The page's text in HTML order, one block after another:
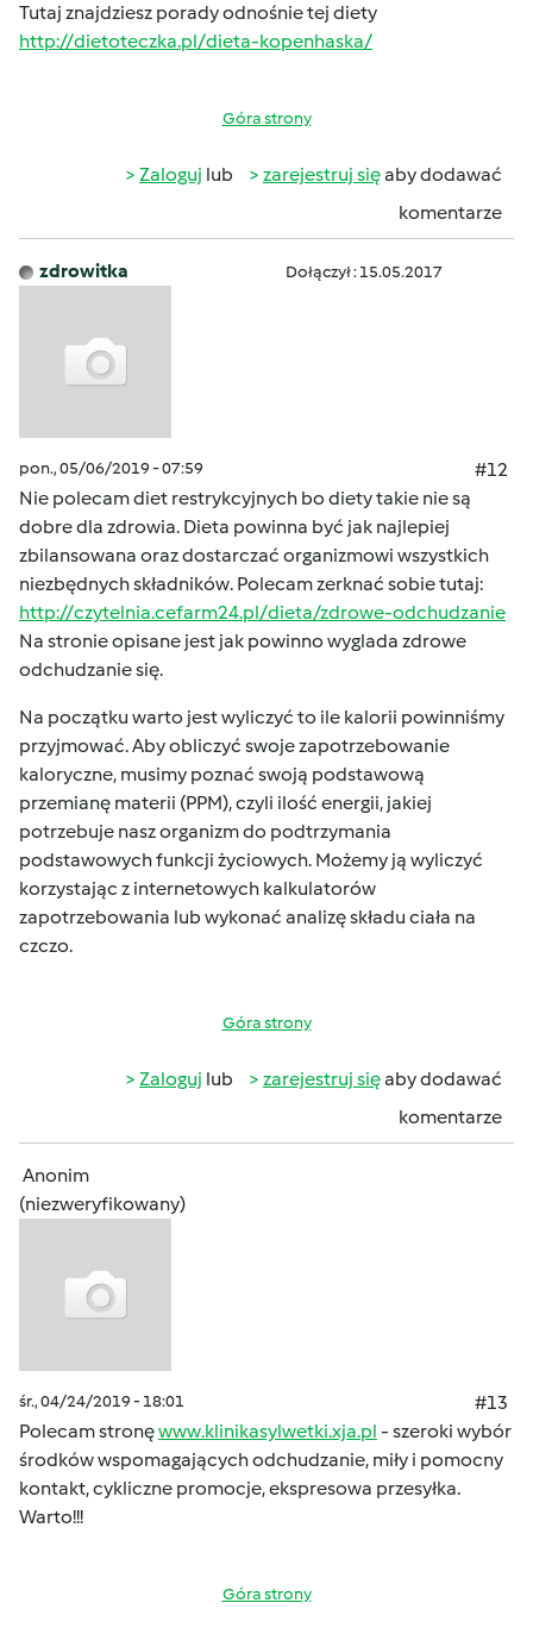
Tutaj znajdziesz porady odnośnie tej diety
http://dietoteczka.pl/dieta-kopenhaska/
Góra strony
Zaloguj lub zarejestruj sięaby dodawać
komentarze
zdrowitka Dołączył : 15.05.2017
pon., 05/06/2019 - 07:59
#12
Nie polecam diet restrykcyjnych bo diety takie nie są
dobre dla zdrowia. Dieta powinna być jak najlepiej
zbilansowana oraz dostarczać organizmowi wszystkich
niezbędnych składników. Polecam zerknać sobie tutaj:
http://czytelnia.cefarm24.pl/dieta/zdrowe-odchudzanie
Na stronie opisane jest jak powinno wyglada zdrowe
odchudzanie się.
Na początku warto jest wyliczyć to ile kalorii powinniśmy
przyjmować. Aby obliczyć swoje zapotrzebowanie
kaloryczne, musimy poznać swoją podstawową
przemianę materii (PPM), czyli ilość energii, jakiej
potrzebuje nasz organizm do podtrzymania
podstawowych funkcji życiowych. Możemy ją wyliczyć
korzystając z internetowych kalkulatorów
zapotrzebowania lub wykonać analizę składu ciała na
czczo.
Góra strony
Zaloguj lub zarejestruj sięaby dodawać
komentarze
Anonim
(niezweryfikowany)
śr., 04/24/2019 - 18:01
#13
Polecam stronęwww.klinikasylwetki.xja.pl - szeroki wybór
środków wspomagających odchudzanie, miły i pomocny
kontakt, cykliczne promocje, ekspresowa przesyłka.
Warto!!!
Góra strony